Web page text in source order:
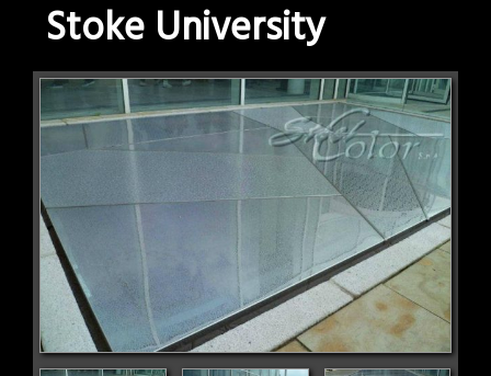
Stoke University